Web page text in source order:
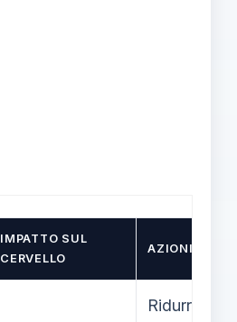
IMPATTO SUL
CERVELLO
AZIONI IN
Ridurre i